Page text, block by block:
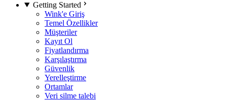
Getting Started
Wink'e Giriş
Temel Özellikler
Müşteriler
Kayıt Ol
Fiyatlandırma
Karşılaştırma
Güvenlik
Yerelleştirme
Ortamlar
Veri silme talebi